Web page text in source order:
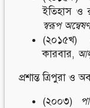
ইতিহাস ও
স্বরূপ
(২০১৫খ)
কারবার,
প্রশান্ত ত্রিপুরা ও
(২০০৩)